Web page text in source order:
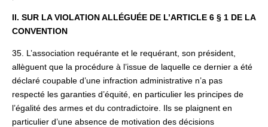
II. SUR LA VIOLATION ALLÉGUÉE DE L’ARTICLE 6 § 1 DE LA
CONVENTION
35. L’association requérante et le requérant, son président,
allèguent que la procédure à l’issue de laquelle ce dernier a été
déclaré coupable d’une infraction administrative n’a pas
respecté les garanties d’équité, en particulier les principes de
l’égalité des armes et du contradictoire. Ils se plaignent en
particulier d’une absence de motivation des décisions